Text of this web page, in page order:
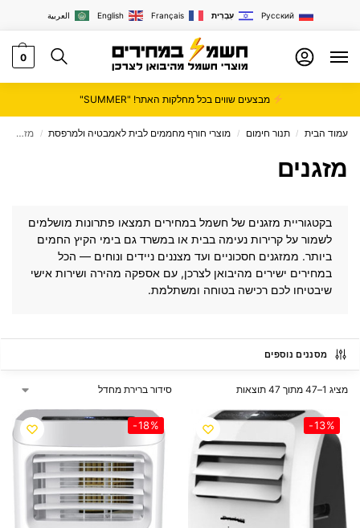
العربية English Français עִבְרִית Русский
0
מבצעים שווים בכל מחלקות האתר! "SUMMER"
עמוד הבית / תנור חימום / מוצרי חורף מחממים לבית לאמבטיה ולמרפסת / מזגנים
מזגנים
בקטגוריית מזגנים של חשמל במחירים תמצאו פתרונות מושלמים
לשמור על קרירות נעימה בבית או במשרד גם בימי הקיץ החמים
ביותר. ממזגנים חסכוניים ועד מצננים ניידים ונוחים — הכל
במחירים ישירים מהיבואן לצרכן, עם אספקה מהירה ושירות אישי
שיבטיחו לכם רכישה בטוחה ומשתלמת.
מסננים נוספים
מציג 1–47 מתוך 47 תוצאות
-13%
-18%